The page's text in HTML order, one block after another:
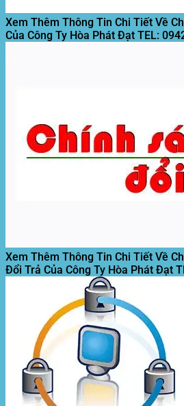
Xem Thêm Thông Tin Chi Tiết Về
Của Công Ty Hòa Phát Đạt TEL:
Xem Thêm Thông Tin Chi Tiết Về
Đổi Trả Của Công Ty Hòa Phát Đạt